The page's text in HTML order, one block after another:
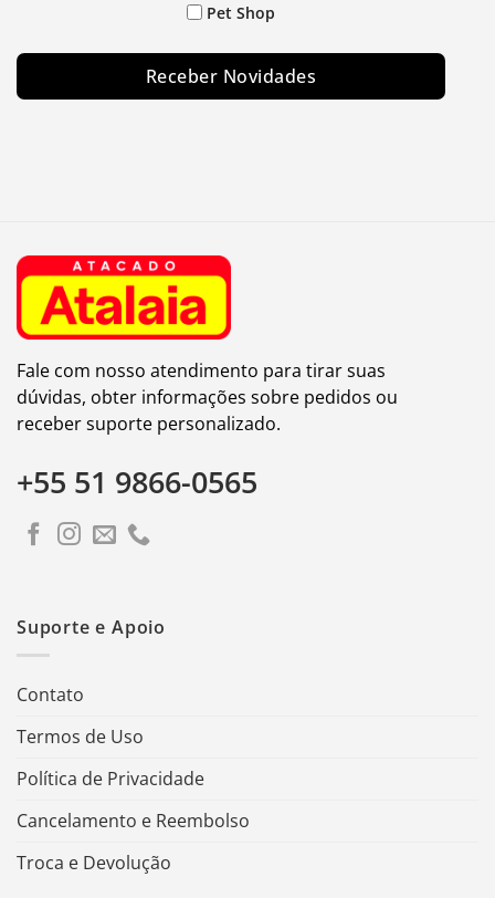
Pet Shop
Receber Novidades
Fale com nosso atendimento para tirar suas
dúvidas, obter informações sobre pedidos ou
receber suporte personalizado.
+55 51 9866-0565
Suporte e Apoio
Contato
Termos de Uso
Política de Privacidade
Cancelamento e Reembolso
Troca e Devolução